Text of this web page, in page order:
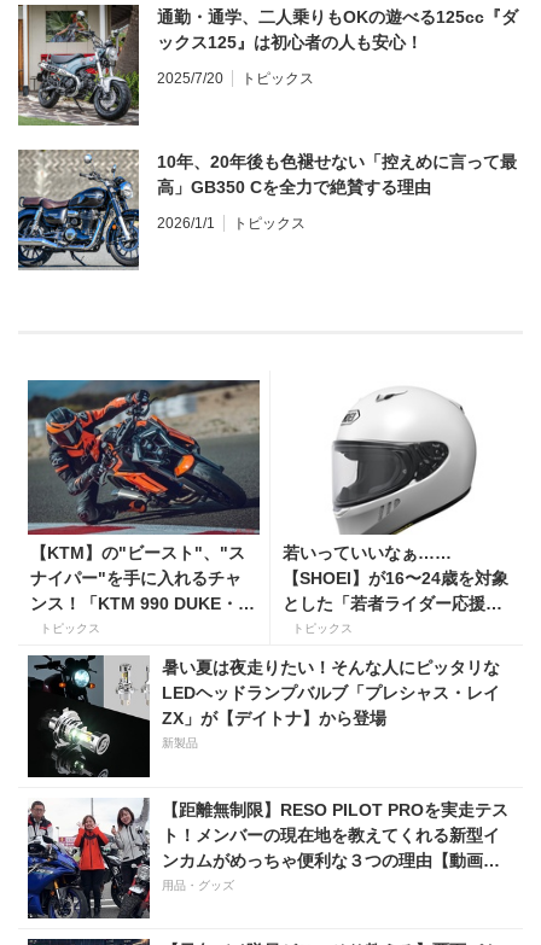
通勤・通学、二人乗りもOKの遊べる125cc『ダ
ックス125』は初心者の人も安心！
2025/7/20 トピックス
10年、20年後も色褪せない「控えめに言って最
高」GB350 Cを全力で絶賛する理由
2026/1/1 トピックス
【KTM】の"ビースト"、"ス
ナイパー"を手に入れるチャ
ンス！「KTM 990 DUKE・
KTM 1390 SUPER DUKE R
EVO 購入サポートキャンペー
ン」
トピックス
若いっていいなぁ……
【SHOEI】が16〜24歳を対象
とした「若者ライダー応援キ
ャンペーン」を実施
トピックス
暑い夏は夜走りたい！そんな人にピッタリな
LEDヘッドランプバルブ「プレシャス・レイ
ZX」が【デイトナ】から登場
新製品
【距離無制限】RESO PILOT PROを実走テス
ト！メンバーの現在地を教えてくれる新型イ
ンカムがめっちゃ便利な３つの理由【動画付
き】
用品・グッズ